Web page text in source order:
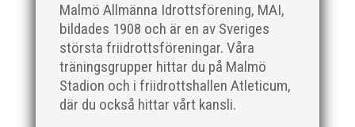
Malmö Allmänna Idrottsförening, MAI,
bildades 1908 och är en av Sveriges
största friidrottsföreningar. Våra
träningsgrupper hittar du på Malmö
Stadion och i friidrottshallen Atleticum,
där du också hittar vårt kansli.
friidrottsföreningar? Malmö Allmänna Idrottsförening
– MAI – söker en engagerad, strategisk,
relationsbyggande och affärsinriktad...